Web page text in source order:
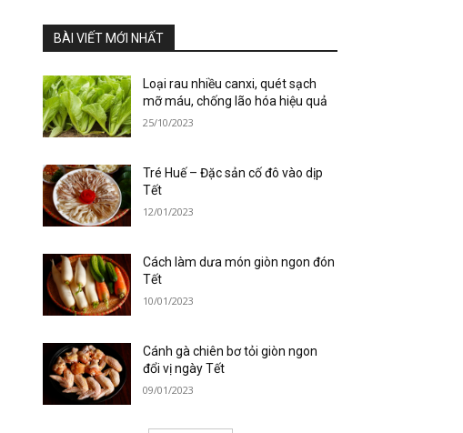
BÀI VIẾT MỚI NHẤT
Loại rau nhiều canxi, quét sạch
mỡ máu, chống lão hóa hiệu quả
25/10/2023
Tré Huế – Đặc sản cố đô vào dịp
Tết
12/01/2023
Cách làm dưa món giòn ngon đón
Tết
10/01/2023
Cánh gà chiên bơ tỏi giòn ngon
đổi vị ngày Tết
09/01/2023